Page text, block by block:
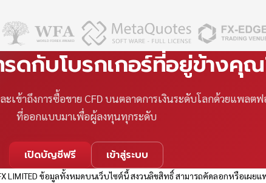
รดกับโบรกเกอร์ที่อยู่ข้างคุ
เข้าถึงการซื้อขาย CFD บนตลาดการเงินระดับโลกด้วยแพลตฟ
ที่ออกแบบมาเพื่อผู้ลงทุนทุกระดับ
เปิดบัญชีฟรี เข้าสู่ระบบ
LIMITED ข้อมูลทั้งหมดบนเว็บไซต์นี้ สงวนลิขสิทธิ์ สามารถคัดลอกหรือเผ